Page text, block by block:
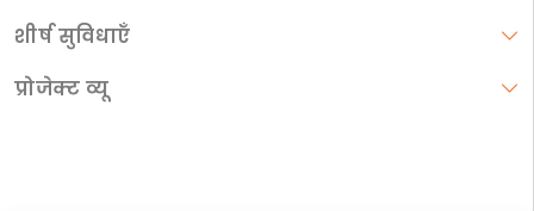
शीर्ष सुविधाएँ
प्रोजेक्ट व्यू